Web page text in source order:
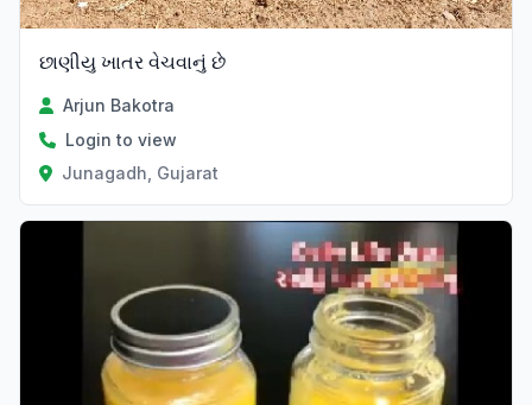
છાણીયુ ખાતર વેચવાનું છે
Arjun Bakotra
Login to view
Junagadh, Gujarat